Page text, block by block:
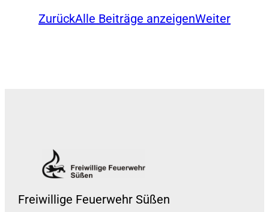
ZurückAlle Beiträge anzeigenWeiter
Freiwillige Feuerwehr Süßen